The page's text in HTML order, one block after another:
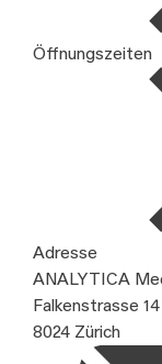
Öffnungszeiten
Adresse
ANALYTICA
Falkenstrasse 14
8024 Zürich